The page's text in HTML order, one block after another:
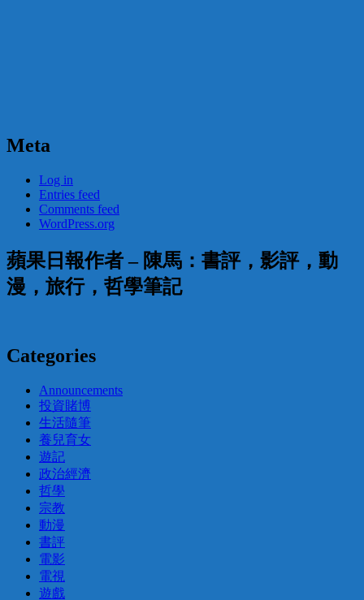
Meta
Log in
Entries feed
Comments feed
WordPress.org
蘋果日報作者 – 陳馬：書評，影評，動
漫，旅行，哲學筆記
Categories
Announcements
投資賭博
生活隨筆
養兒育女
遊記
政治經濟
哲學
宗教
動漫
書評
電影
電視
遊戲